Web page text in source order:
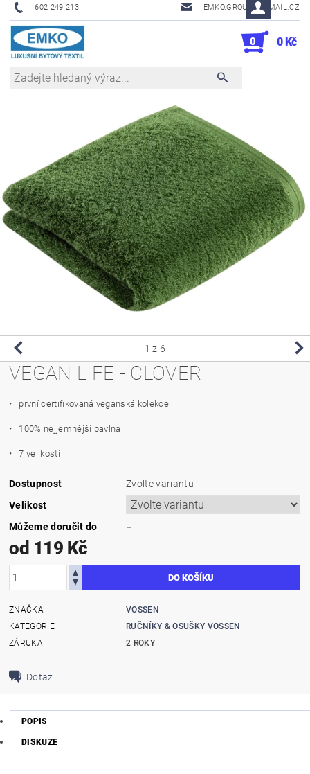
602 249 213 EMKO.GROUSL@EMAIL.CZ
0 0 Kč
1 z 6
VEGAN LIFE - CLOVER
• první certifikovaná veganská kolekce
• 100% nejjemnější bavlna
• 7 velikostí
Dostupnost
Zvolte variantu
Velikost
Můžeme doručit do
–
od 119 Kč
ZNAČKA
VOSSEN
KATEGORIE
RUČNÍKY & OSUŠKY VOSSEN
ZÁRUKA
2 ROKY
Dotaz
POPIS
DISKUZE